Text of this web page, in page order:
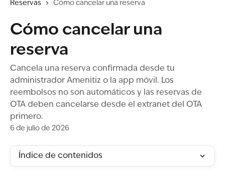
Reservas
Cómo cancelar una reserva
Cómo cancelar una
reserva
Cancela una reserva confirmada desde tu
administrador Amenitiz o la app móvil. Los
reembolsos no son automáticos y las reservas de
OTA deben cancelarse desde el extranet del OTA
primero.
6 de julio de 2026
Índice de contenidos